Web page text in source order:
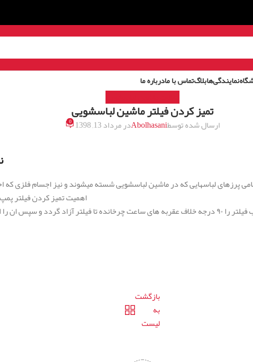
نمایندگی‌هابلاگتماس با مادرباره ما
تمیز کردن فیلتر ماشین لباسشویی
ارسال شده توسطAbolhasaniدر مرداد 13, 1398 0
پرزهای لباسهایی که در ماشین لباسشویی شسته میشوند و نیز اجسام فلزی
اهمیت تمیز کردن فیلتر
برای اینکار درب فیلتر دستگاه را از قسمت پایین باز کرده و درب فیلتر را ۹۰ درجه خلاف عقربه های ساعت
بازگشت
به
لیست